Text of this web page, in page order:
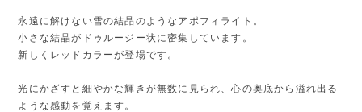
永遠に解けない雪の結晶のようなアポフィライト。
小さな結晶がドゥルージー状に密集しています。
新しくレッドカラーが登場です。
光にかざすと細やかな輝きが無数に見られ、心の奥底から溢れ出る
ような感動を覚えます。